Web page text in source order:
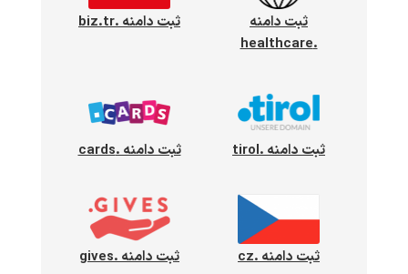
ثبت دامنه
.healthcare
ثبت دامنه .biz.tr
ثبت دامنه .tirol ثبت دامنه .cards
ثبت دامنه .cz ثبت دامنه .gives